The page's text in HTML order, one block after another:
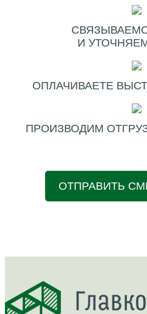
И
ОПЛАЧИВАЕТЕ
ПРОИЗВОДИМ
ОТПРАВИТЬ